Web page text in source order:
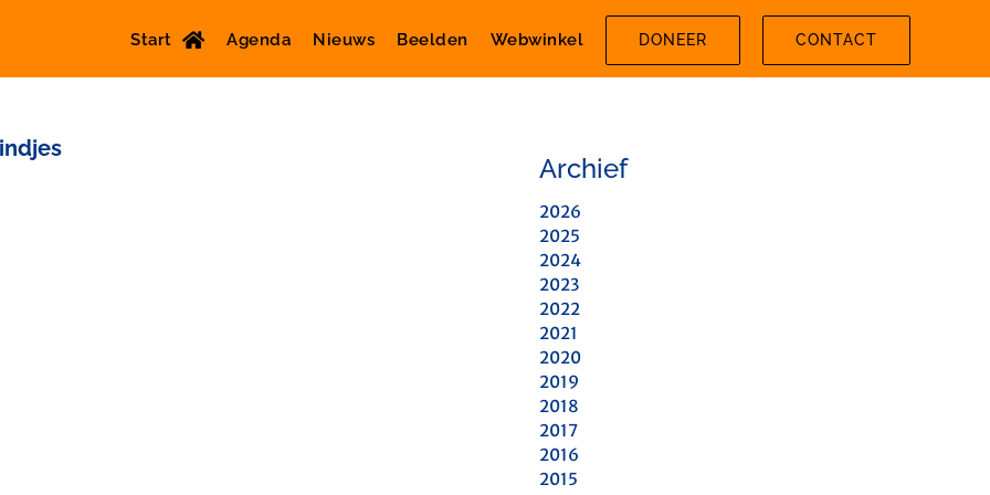
Start Agenda Nieuws Beelden Webwinkel DONEER CONTACT
Archief
2026
2025
2024
2023
2022
2021
2020
2019
2018
2017
2016
2015